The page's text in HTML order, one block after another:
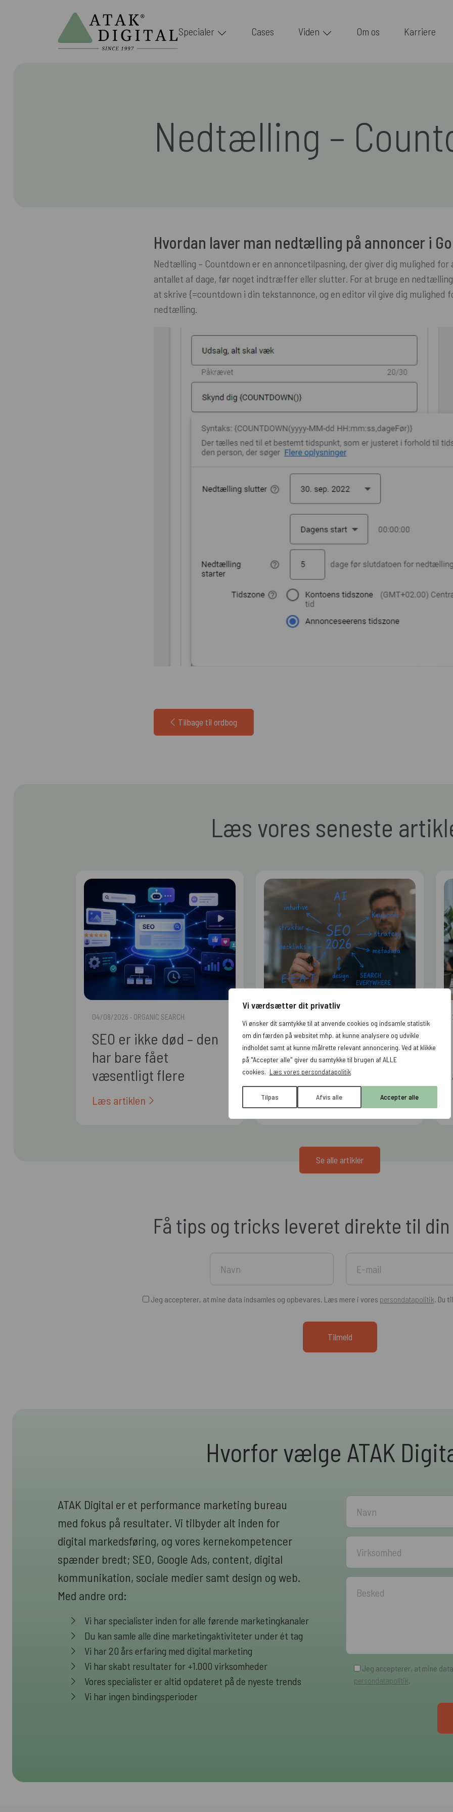
Vi værdsætter dit privatliv
Vi ønsker dit samtykke til at anvende cookies og indsamle statistik
om din færden på websitet mhp. at kunne analysere og udvikle
indholdet samt at kunne målrette relevant annoncering. Ved at klikke
på "Accepter alle" giver du samtykke til brugen af ALLE
cookies. Læs vores persondatapolitik
Tilpas Afvis alle Accepter alle
Specialer Cases Viden Om os Karriere
Nedtælling –
Hvordan laver man nedtælling på annoncer i
Nedtælling – Countdown er en annoncetilpasning, der giver dig mulighed for
antallet af dage, før noget indtræffer eller slutter. For at bruge en
at skrive {=countdown i din tekstannonce, og en editor vil give dig mulighed
nedtælling.
Tilbage til ordbog
Læs vores seneste
04/08/2026 · ORGANIC SEARCH
SEO er ikke død – den
har bare fået
væsentligt flere
arbejdsopgaver
Læs artiklen
SEO guide 2026
Læs artiklen
Se alle artikler
Få tips og tricks leveret direkte til
Jeg accepterer, at mine data indsamles og opbevares. Læs mere i vores persondatapolitik. Du
Hvorfor vælge ATAK
ATAK Digital er et performance marketing bureau
med fokus på resultater. Vi tilbyder alt inden for
digital markedsføring, og vores kernekompetencer
spænder bredt; SEO, Google Ads, content, digital
kommunikation, sociale medier samt design og web.
Med andre ord:
Vi har specialister inden for alle førende marketingkanaler
Du kan samle alle dine marketingaktiviteter under ét tag
Vi har 20 års erfaring med digital marketing
Vi har skabt resultater for +1.000 virksomheder
Vores specialister er altid opdateret på de nyeste trends
Vi har ingen bindingsperioder
Jeg accepterer, at mine
persondatapolitik.